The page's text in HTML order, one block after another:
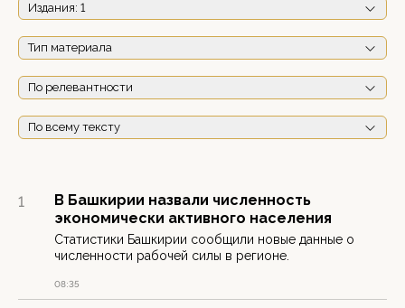
Издания: 1
Тип материала
По релевантности
По всему тексту
1
В Башкирии назвали численность
экономически активного населения
Статистики Башкирии сообщили новые данные о
численности рабочей силы в регионе.
08:35